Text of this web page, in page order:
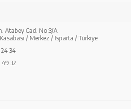
Atabey Cad. No:3/A
/ Merkez / Isparta / Türkiye
24 34
49 32